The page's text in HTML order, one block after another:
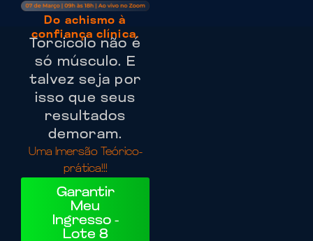
Do achismo à
confiança clínica.
Torcicolo não é
só músculo. E
talvez seja por
isso que seus
resultados
demoram.
Uma Imersão Teórico-
prática!!!
Garantir
Meu
Ingresso -
Lote 8